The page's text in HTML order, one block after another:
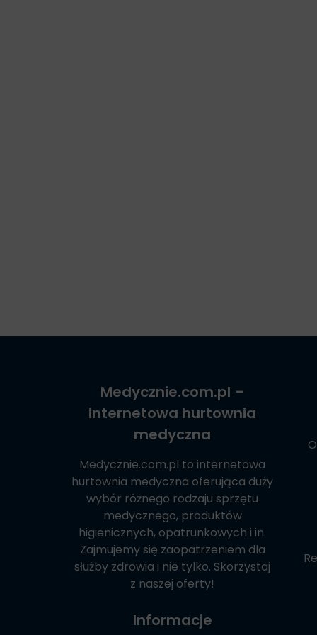
Medycznie.com.pl –
internetowa hurtownia
medyczna
Medycznie.com.pl to internetowa
hurtownia medyczna oferująca duży
wybór różnego rodzaju sprzętu
medycznego, produktów
higienicznych, opatrunkowych i in.
Zajmujemy się zaopatrzeniem dla
służby zdrowia i nie tylko. Skorzystaj
z naszej oferty!
Informacje